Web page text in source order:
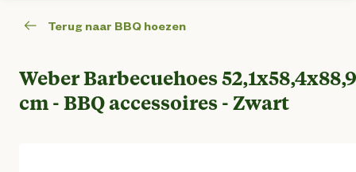
Terug naar BBQ hoezen
Weber Barbecuehoes 52,1x58,4x88,9
cm - BBQ accessoires - Zwart